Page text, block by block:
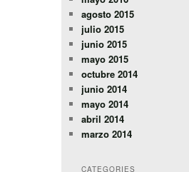
agosto 2015
julio 2015
junio 2015
mayo 2015
octubre 2014
junio 2014
mayo 2014
abril 2014
marzo 2014
CATEGORIES